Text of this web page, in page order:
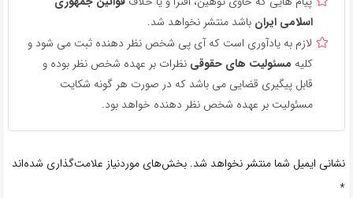
اسلامی ایران باشد منتشر نخواهد شد.
لازم به یادآوری است که آی پی شخص نظر دهنده ثبت می شود و
کلیه مسئولیت های حقوقی نظرات بر عهده شخص نظر بوده و
قابل پیگیری قضایی می باشد که در صورت هر گونه شکایت
مسئولیت بر عهده شخص نظر دهنده خواهد بود.
نشانی ایمیل شما منتشر نخواهد شد. بخش‌های موردنیاز علامت‌گذاری شده‌اند
*